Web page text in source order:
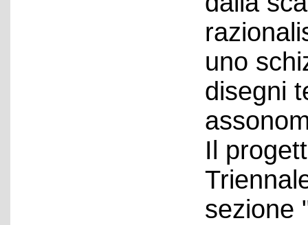
uno
disegni
Il
sezione